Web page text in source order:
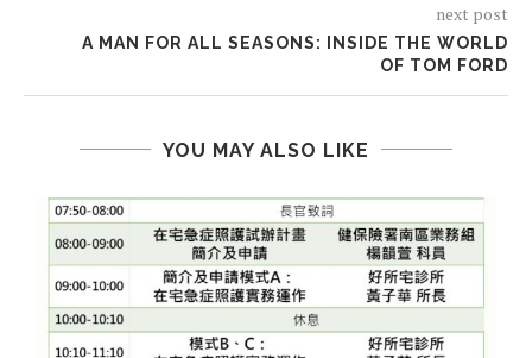
next post
A MAN FOR ALL SEASONS: INSIDE THE WORLD
OF TOM FORD
YOU MAY ALSO LIKE